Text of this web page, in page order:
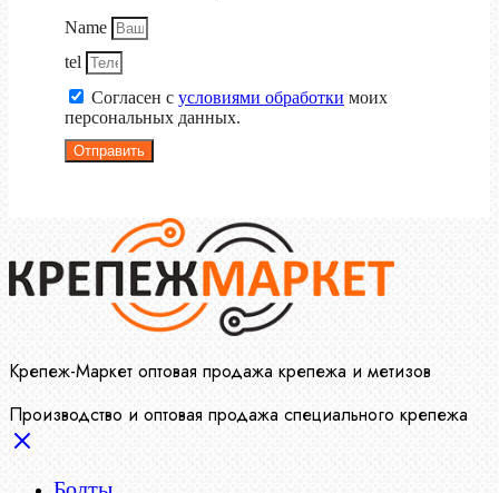
Name
tel
Согласен с условиями обработки моих
персональных данных.
Отправить
Крепеж-Маркет оптовая продажа крепежа и метизов
Производство и оптовая продажа специального крепежа